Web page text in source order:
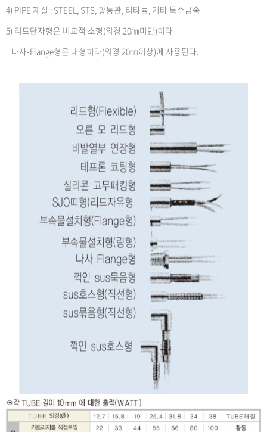
4) PIPE 재질 : STEEL, STS, 황동관, 티타늄, 기타 특수금속
5) 리드단자형은 비교적 소형(외경 20㎜미만)히타
나사-Flange형은 대형히타(외경 20㎜이상)에 사용된다.